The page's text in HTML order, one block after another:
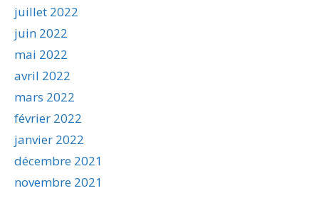
juillet 2022
juin 2022
mai 2022
avril 2022
mars 2022
février 2022
janvier 2022
décembre 2021
novembre 2021